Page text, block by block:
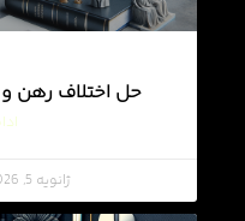
حل اختلاف رهن
ژانویه 5, 2026